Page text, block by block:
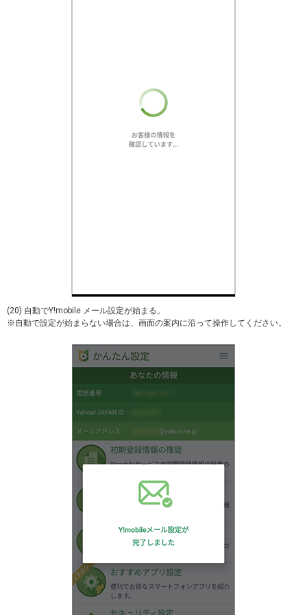
(20) 自動でY!mobile メール設定が始まる。
※自動で設定が始まらない場合は、画面の案内に沿って操作してください。